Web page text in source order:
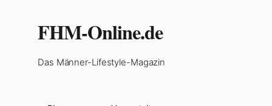
FHM-Online.de
Das Männer-Lifestyle-Magazin